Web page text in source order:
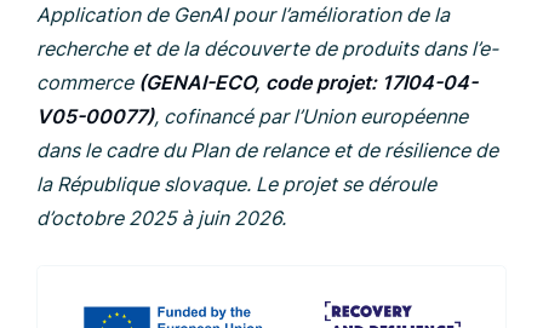
Application de GenAI pour l’amélioration de la
recherche et de la découverte de produits dans l’e-
commerce (GENAI-ECO, code projet: 17I04-04-
V05-00077), cofinancé par l’Union européenne
dans le cadre du Plan de relance et de résilience de
la République slovaque. Le projet se déroule
d’octobre 2025 à juin 2026.